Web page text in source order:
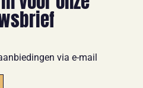
via e-mail